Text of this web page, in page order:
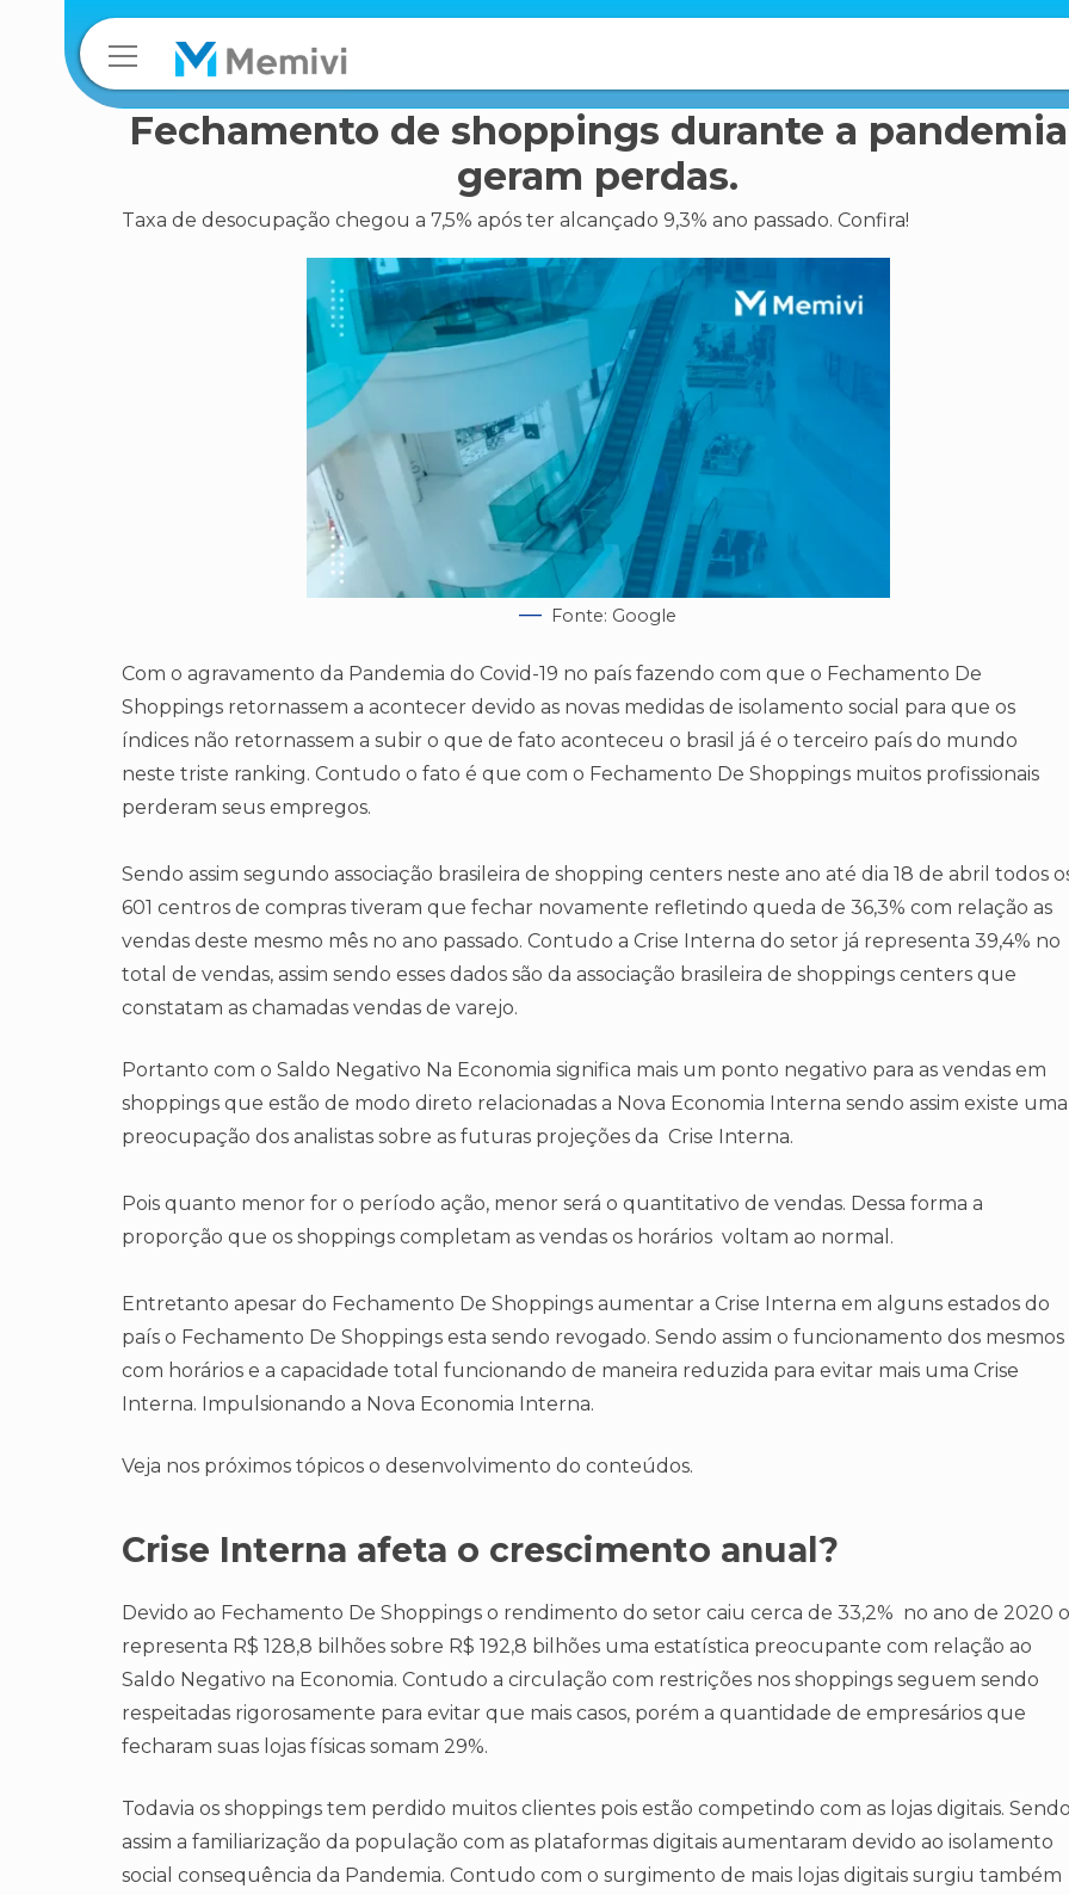
Fechamento de shoppings durante a pandemia
geram perdas.
Taxa de desocupação chegou a 7,5% após ter alcançado 9,3% ano passado. Confira!
Fonte: Google
Com o agravamento da Pandemia do Covid-19 no país fazendo com que o Fechamento De
Shoppings retornassem a acontecer devido as novas medidas de isolamento social para que os
índices não retornassem a subir o que de fato aconteceu o brasil já é o terceiro país do mundo
neste triste ranking. Contudo o fato é que com o Fechamento De Shoppings muitos profissionais
perderam seus empregos.
Sendo assim segundo associação brasileira de shopping centers neste ano até dia 18 de abril todos
601 centros de compras tiveram que fechar novamente refletindo queda de 36,3% com relação as
vendas deste mesmo mês no ano passado. Contudo a Crise Interna do setor já representa 39,4% no
total de vendas, assim sendo esses dados são da associação brasileira de shoppings centers que
constatam as chamadas vendas de varejo.
Portanto com o Saldo Negativo Na Economia significa mais um ponto negativo para as vendas em
shoppings que estão de modo direto relacionadas a Nova Economia Interna sendo assim existe uma
preocupação dos analistas sobre as futuras projeções da Crise Interna.
Pois quanto menor for o período ação, menor será o quantitativo de vendas. Dessa forma a
proporção que os shoppings completam as vendas os horários voltam ao normal.
Entretanto apesar do Fechamento De Shoppings aumentar a Crise Interna em alguns estados do
país o Fechamento De Shoppings esta sendo revogado. Sendo assim o funcionamento dos mesmos
com horários e a capacidade total funcionando de maneira reduzida para evitar mais uma Crise
Interna. Impulsionando a Nova Economia Interna.
Veja nos próximos tópicos o desenvolvimento do conteúdos.
Crise Interna afeta o crescimento anual?
Devido ao Fechamento De Shoppings o rendimento do setor caiu cerca de 33,2% no ano de 2020 o
representa R$ 128,8 bilhões sobre R$ 192,8 bilhões uma estatística preocupante com relação ao
Saldo Negativo na Economia. Contudo a circulação com restrições nos shoppings seguem sendo
respeitadas rigorosamente para evitar que mais casos, porém a quantidade de empresários que
fecharam suas lojas físicas somam 29%.
Todavia os shoppings tem perdido muitos clientes pois estão competindo com as lojas digitais.
assim a familiarização da população com as plataformas digitais aumentaram devido ao isolamento
social consequência da Pandemia. Contudo com o surgimento de mais lojas digitais surgiu também